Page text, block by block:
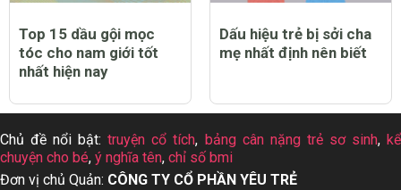
Top 15 dầu gội mọc
tóc cho nam giới tốt
nhất hiện nay
Dấu hiệu trẻ bị sởi cha
mẹ nhất định nên biết
Chủ đề nổi bật:truyện cổ tích, bảng cân nặng trẻ sơ sinh, kể
chuyện cho bé, ý nghĩa tên, chỉ số bmi
Đơn vị chủ Quản: CÔNG TY CỔ PHẦN YÊU TRẺ